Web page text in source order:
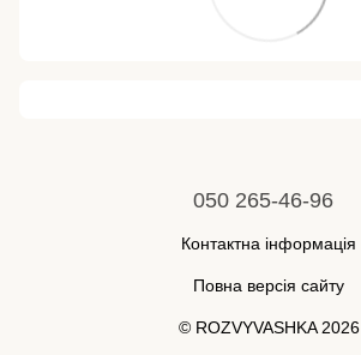
050 265-46-96
Контактна інформація
Повна версія сайту
© ROZVYVASHKA 2026